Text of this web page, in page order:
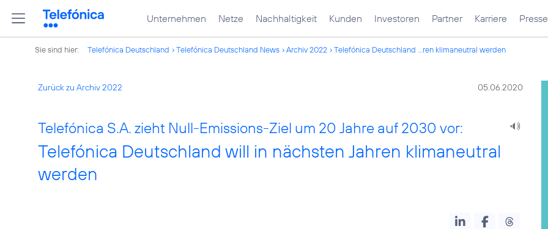
Unternehmen Netze Nachhaltigkeit Kunden Investoren Partner Karriere Presse
Sie sind hier: Telefónica Deutschland Telefónica Deutschland News Archiv 2022 Telefónica Deutschland ...ren klimaneutral werden
Zurück zu Archiv 2022 05.06.2020
Telefónica S.A. zieht Null-Emissions-Ziel um 20 Jahre auf 2030 vor:
Telefónica Deutschland will in nächsten Jahren klimaneutral
werden